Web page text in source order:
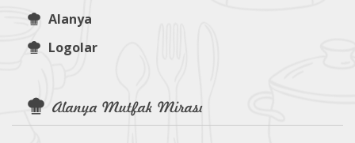
Alanya
Logolar
Alanya Mutfak Mirası